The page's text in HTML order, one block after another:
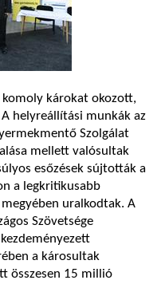
károkat okozott,
helyreállítási munkák az
Szolgálat
mellett valósultak
esőzések sújtották a
a legkritikusabb
uralkodtak. A
Szövetsége
a károsultak
összesen 15 millió